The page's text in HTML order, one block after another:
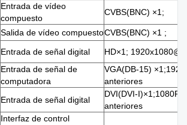
Entrada de vídeo
compuesto
CVBS(BNC) ×1;
Salida de vídeo compuestoCVBS(BNC) ×1 ;
Entrada de señal digital
HD×1; 1920x1080@
Entrada de señal de
computadora
VGA(DB-15)
anteriores
Entrada de señal digital
DVI(DVI-
anteriores
Interfaz de control